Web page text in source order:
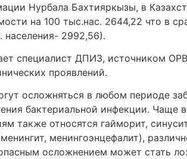
Нурбала Бахтияркызы, в
на 100 тыс.нас. 2644,22 что в
населения- 2992,56).
специалист ДПИЗ, источником
проявлений.
осложняться в любом периоде
бактериальной инфекции. Чаще
также относятся гайморит,
менингоэнцефалит),
осложнением может стать